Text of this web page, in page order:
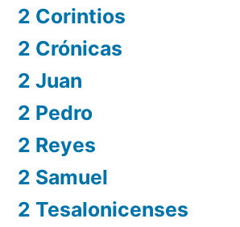
2 Corintios
2 Crónicas
2 Juan
2 Pedro
2 Reyes
2 Samuel
2 Tesalonicenses